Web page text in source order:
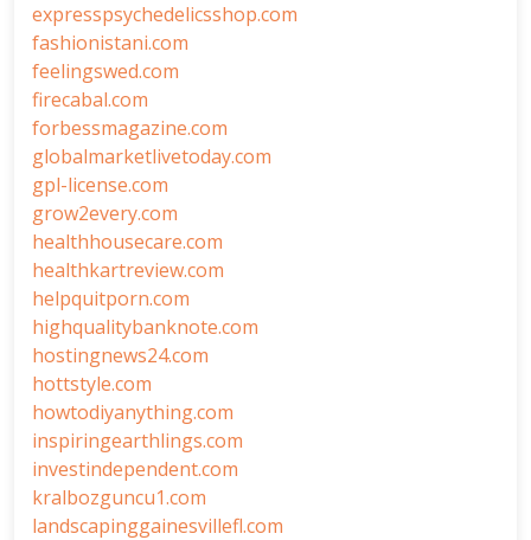
expresspsychedelicsshop.com
fashionistani.com
feelingswed.com
firecabal.com
forbessmagazine.com
globalmarketlivetoday.com
gpl-license.com
grow2every.com
healthhousecare.com
healthkartreview.com
helpquitporn.com
highqualitybanknote.com
hostingnews24.com
hottstyle.com
howtodiyanything.com
inspiringearthlings.com
investindependent.com
kralbozguncu1.com
landscapinggainesvillefl.com